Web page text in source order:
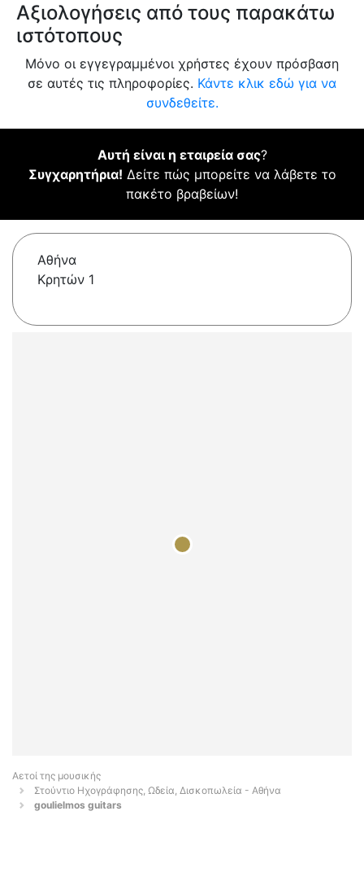
Αξιολογήσεις από τους παρακάτω
ιστότοπους
Μόνο οι εγγεγραμμένοι χρήστες έχουν πρόσβαση
σε αυτές τις πληροφορίες. Κάντε κλικ εδώ για να
συνδεθείτε.
Αυτή είναι η εταιρεία σας?
Συγχαρητήρια! Δείτε πώς μπορείτε να λάβετε το
πακέτο βραβείων!
Αθήνα
Κρητών 1
Αετοί της μουσικής
Στούντιο Ηχογράφησης, Ωδεία, Δισκοπωλεία - Αθήνα
goulielmos guitars